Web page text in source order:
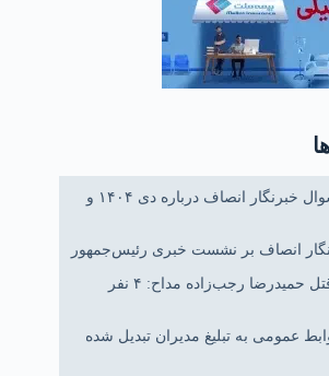
پاسخ رئیس جمهور به سوال خبرنگار انصاف درباره دی ۱۴۰۴ و
انصاف بر نشست خبری رئیس‌جمهور
آخرین خبر از پرونده‌ی قتل حمیدرضا رجب‌زاده مداح: ۴ نفر
عمومی به تبلیغ مدیران تبدیل شده